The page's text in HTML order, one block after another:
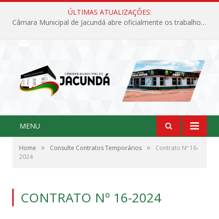
ÚLTIMAS ATUALIZAÇÕES:
Câmara Municipal de Jacundá abre oficialmente os trabalhos legislativos de 2026
MENU
Home » Consulte Contratos Temporários »
Contrato Nº 16-
2024
CONTRATO Nº 16-2024